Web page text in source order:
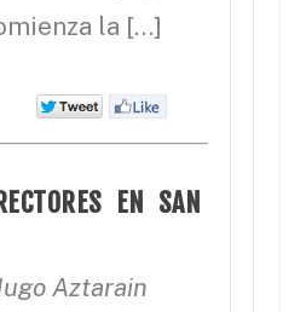
la […]
EN SAN
Aztarain